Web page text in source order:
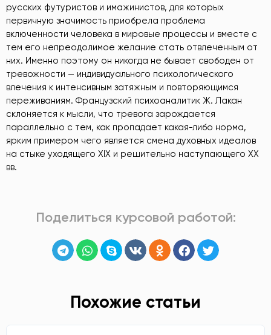
русских футуристов и имажинистов, для которых
первичную значимость приобрела проблема
включенности человека в мировые процессы и вместе с
тем его непреодолимое желание стать отвлеченным от
них. Именно поэтому он никогда не бывает свободен от
тревожности — индивидуального психологического
влечения к интенсивным затяжным и повторяющимся
переживаниям. Французский психоаналитик Ж. Лакан
склоняется к мысли, что тревога зарождается
параллельно с тем, как пропадает какая-либо норма,
ярким примером чего является смена духовных идеалов
на стыке уходящего XIX и решительно наступающего XX
вв.
Поделиться курсовой работой:
Похожие статьи